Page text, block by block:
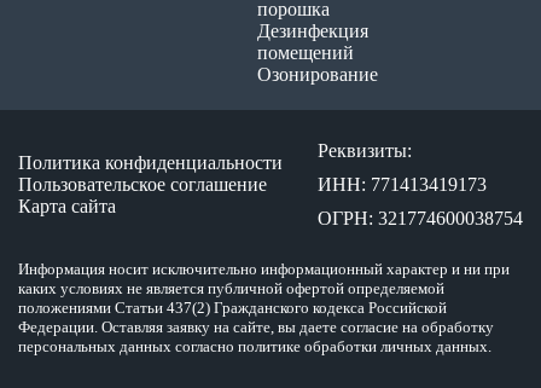
порошка
Дезинфекция
помещений
Озонирование
Политика конфиденциальности
Пользовательское соглашение
Карта сайта
Реквизиты:
ИНН: 771413419173
ОГРН: 321774600038754
Информация носит исключительно информационный характер и ни при
каких условиях не является публичной офертой определяемой
положениями Статьи 437(2) Гражданского кодекса Российской
Федерации. Оставляя заявку на сайте, вы даете согласие на обработку
персональных данных согласно политике обработки личных данных.